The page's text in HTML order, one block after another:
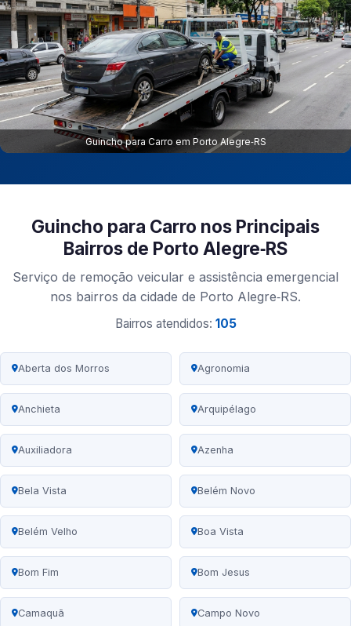
Guincho para Carro em Porto Alegre‑RS
Guincho para Carro nos Principais
Bairros de Porto Alegre‑RS
Serviço de remoção veicular e assistência emergencial
nos bairros da cidade de Porto Alegre‑RS.
Bairros atendidos: 105
Aberta dos Morros Agronomia
Anchieta Arquipélago
Auxiliadora Azenha
Bela Vista Belém Novo
Belém Velho Boa Vista
Bom Fim Bom Jesus
Camaquã Campo Novo